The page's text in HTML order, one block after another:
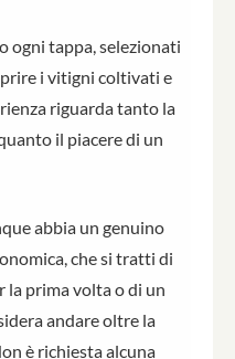
ogni tappa, selezionati
i vitigni coltivati e
riguarda tanto la
il piacere di un
abbia un genuino
che si tratti di
la prima volta o di un
andare oltre la
è richiesta alcuna